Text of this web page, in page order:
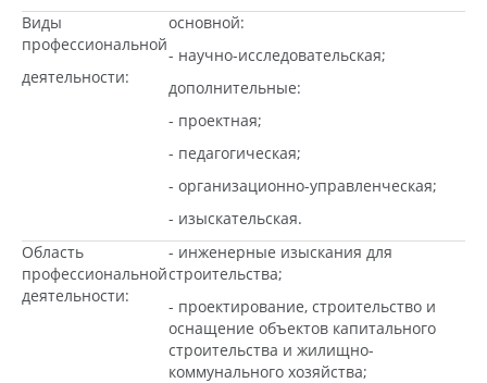
Виды
профессиональной
деятельности:
основной:
- научно-исследовательская;
дополнительные:
- проектная;
- педагогическая;
- организационно-управленческая;
- изыскательская.
Область
профессиональной
деятельности:
- инженерные изыскания для
строительства;
- проектирование, строительство и
оснащение объектов капитального
строительства и жилищно-
коммунального хозяйства;